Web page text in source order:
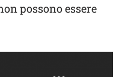
possono essere